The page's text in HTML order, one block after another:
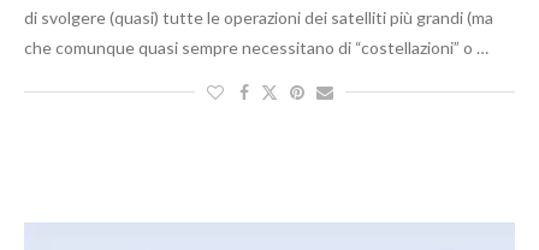
di svolgere (quasi) tutte le operazioni dei satelliti più grandi (ma
che comunque quasi sempre necessitano di “costellazioni” o …